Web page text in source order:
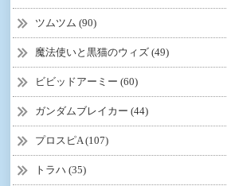
ツムツム (90)
魔法使いと黒猫のウィズ (49)
ビビッドアーミー (60)
ガンダムブレイカー (44)
プロスピA (107)
トラハ (35)